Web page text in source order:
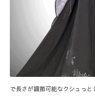
で長さが調節可能なクシュっと